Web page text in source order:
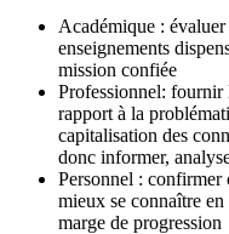
Académique :
enseignements
mission confiée
Professionnel: fournir
rapport à la
capitalisation des
donc informer,
Personnel :
mieux se connaître
marge de progression